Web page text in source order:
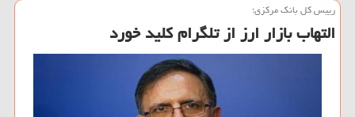
رییس كل بانك مركزی؛
التهاب بازار ارز از تلگرام كلید خورد